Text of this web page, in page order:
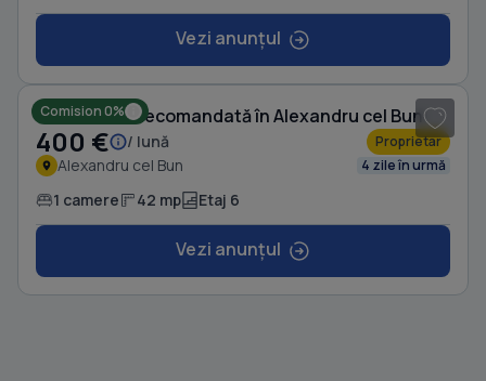
Vezi anunțul
Comision 0%
Garsonieră decomandată în Alexandru cel Bun
400 € / lună Proprietar
Alexandru cel Bun 4 zile în urmă
1 camere 42 mp Etaj 6
Vezi anunțul